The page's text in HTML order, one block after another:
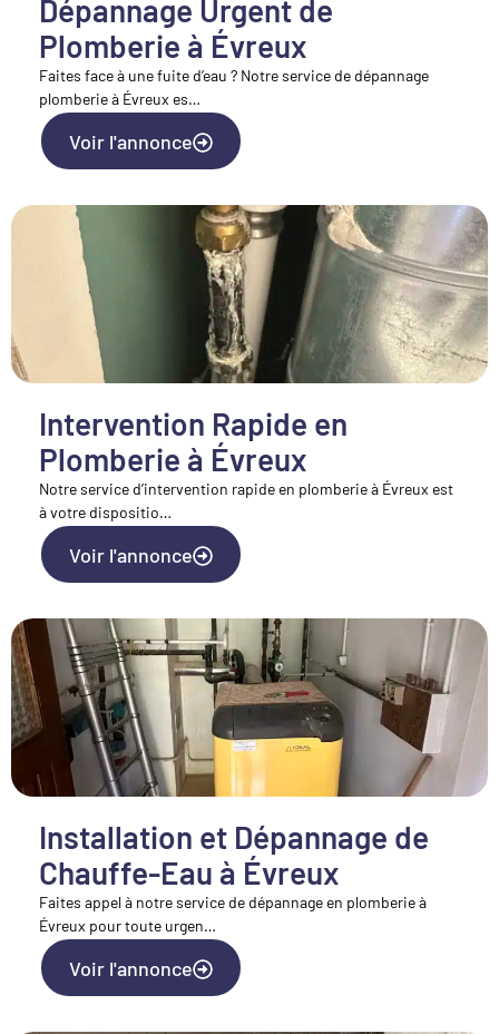
Dépannage Urgent de
Plomberie à Évreux
Faites face à une fuite d’eau ? Notre service de dépannage
plomberie à Évreux es…
Voir l'annonce
Intervention Rapide en
Plomberie à Évreux
Notre service d’intervention rapide en plomberie à Évreux est
à votre dispositio…
Voir l'annonce
Installation et Dépannage de
Chauffe-Eau à Évreux
Faites appel à notre service de dépannage en plomberie à
Évreux pour toute urgen…
Voir l'annonce